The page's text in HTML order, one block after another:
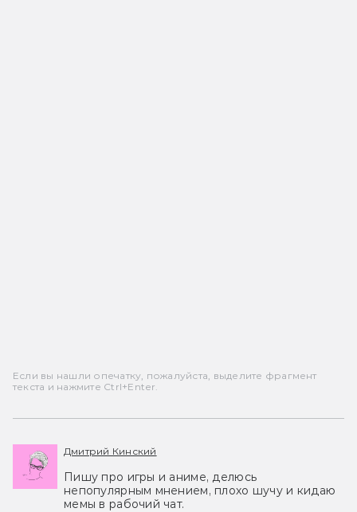
Если вы нашли опечатку, пожалуйста, выделите фрагмент
текста и нажмите Ctrl+Enter.
Дмитрий Кинский
Пишу про игры и аниме, делюсь
непопулярным мнением, плохо шучу и кидаю
мемы в рабочий чат.